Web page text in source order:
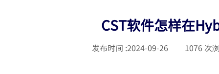
CST软件怎样在
发布时间 :2024-09-26 1076 次